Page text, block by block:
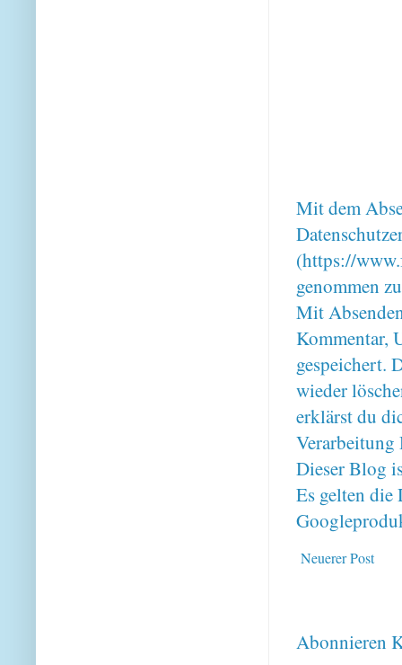
Mit dem
(https://
genommen
Mit
Kommentar,
gespeichert.
wieder
erklärst du
Verarbeitung
Dieser Blog
Es gelten
Neuerer Post
Abonnieren